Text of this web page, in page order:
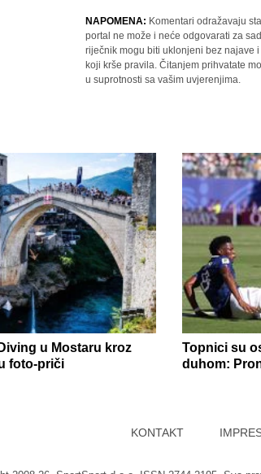
NAPOMENA: Komentari odražavaju
portal ne može i neće odgovarati za
riječnik mogu biti uklonjeni bez najave
koji krše pravila. Čitanjem prihvatate
u suprotnosti sa vašim uvjerenjima.
u Mostaru kroz
foto-priči
Topnici su
duhom:
KONTAKT